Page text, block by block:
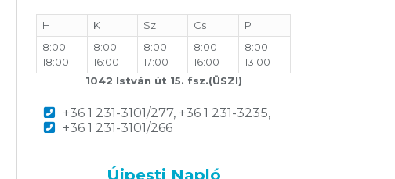
H K Sz Cs
P
8:00 –
18:00
8:00 –
16:00
8:00 –
17:00
8:00 –
16:00
8:00 –
13:00
1042 István út 15. fsz.(ÜSZI)
+36 1 231-3101/277, +36 1 231-3235,
+36 1 231-3101/266